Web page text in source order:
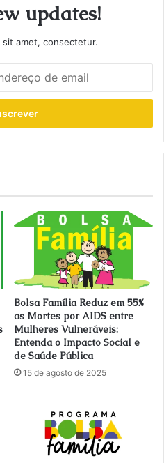
updates!
sit amet, consectetur.
Bolsa Família Reduz em 55%
as Mortes por AIDS entre
Mulheres Vulneráveis:
Entenda o Impacto Social e
de Saúde Pública
15 de agosto de 2025